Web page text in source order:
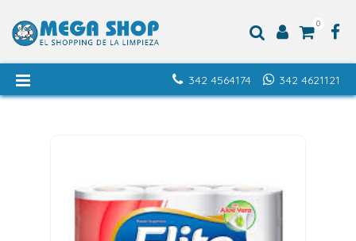
0
342 4621121
342 4564174